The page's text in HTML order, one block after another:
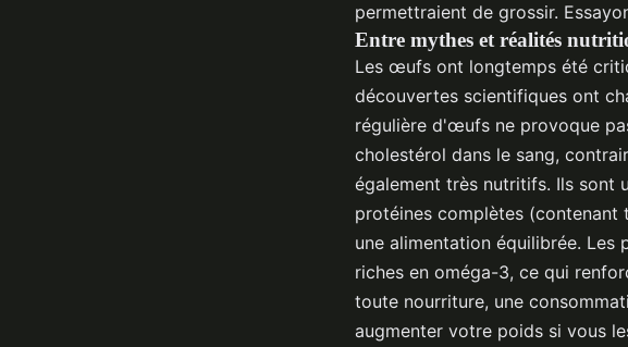
permettraient de grossir.
Entre mythes et réalités
Les œufs ont longtemps été
découvertes scientifiques ont
régulière d'œufs ne provoque
cholestérol dans le sang,
également très nutritifs. Ils sont
protéines complètes (contenant
une alimentation équilibrée. Les
riches en oméga-3, ce qui
toute nourriture, une
augmenter votre poids si vous